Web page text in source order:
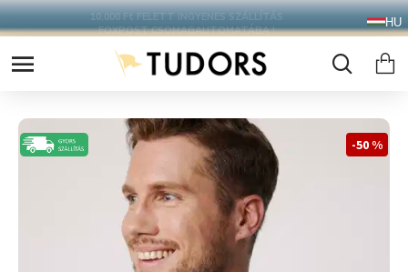
10.000 Ft FELETT INGYENES SZÁLLÍTÁS
FOXPOST CSOMAGAUTOMATÁBA !
HU
-50 %